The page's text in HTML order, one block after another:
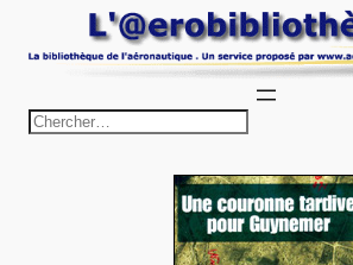
au
c
h
e